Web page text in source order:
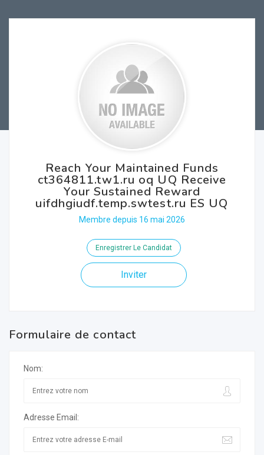
Reach Your Maintained Funds
ct364811.tw1.ru oq UQ Receive
Your Sustained Reward
uifdhgiudf.temp.swtest.ru ES UQ
Membre depuis 16 mai 2026
Enregistrer Le Candidat
Inviter
Formulaire de contact
Nom:
Adresse Email: